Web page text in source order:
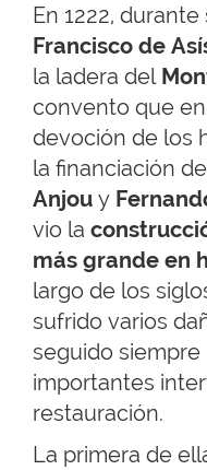
En 1222,
Francisco de
la ladera del
convento que
devoción de los
la financiación de
Anjou y
vio la
más grande en
largo de los
sufrido varios
seguido siempre
importantes
restauración.
La primera de